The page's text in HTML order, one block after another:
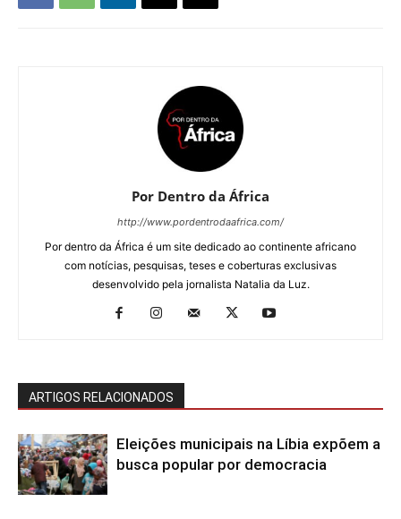
Por Dentro da África
http://www.pordentrodaafrica.com/
Por dentro da África é um site dedicado ao continente africano
com notícias, pesquisas, teses e coberturas exclusivas
desenvolvido pela jornalista Natalia da Luz.
ARTIGOS RELACIONADOS
Eleições municipais na Líbia expõem a
busca popular por democracia